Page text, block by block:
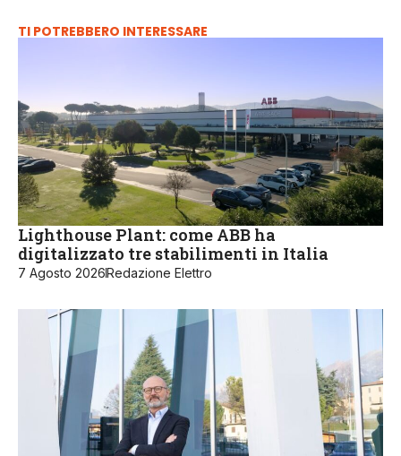
TI POTREBBERO INTERESSARE
Lighthouse Plant: come ABB ha
digitalizzato tre stabilimenti in Italia
7 Agosto 2026Redazione Elettro